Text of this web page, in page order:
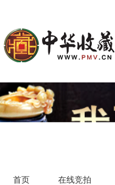
首页 在线竞拍